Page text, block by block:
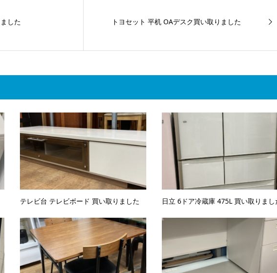
した トヨセット 平机 OAデスク買い取りました
テレビ台 テレビボード 買い取りました 日立 6ドア冷蔵庫 475L 買い取りまし